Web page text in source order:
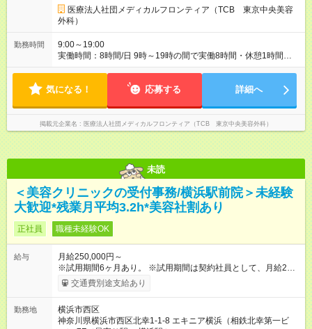
医療法人社団メディカルフロンティア（TCB 東京中央美容
外科）
勤務時間
9:00～19:00
実働時間：8時間/日 9時～19時の間で実働8時間・休憩1時間
（クリニックにより9:00~18:00or10:00~19:00勤務） 【残業ほ
ィナーの予定を入れたり、お買い物、ピラティスのレッスンな
境です。
気になる！ 応募する 詳細へ
掲載元企業名 医療法人社団メディカルフロンティア（TCB 東京中央美容外科）
未読
＜美容クリニックの受付事務/横浜駅前院＞未経験
大歓迎*残業月平均3.2h*美容社割あり
正社員 職種未経験OK
給与
月給250,000円～
※試用期間6ヶ月あり。 ※試用期間は契約社員として、月給22万
円＋各種手当となります。 ※想定年収には賞与+インセンティブ
を含みます。 ◆残業手当は1分単位で全額支給 【試用期間】試用
時と異なる部分があります。 雇用形態：中途採用（契約社員）
給与：月給 220,000円以上
交通費別途支給あり
勤務地
横浜市西区
神奈川県横浜市西区北幸1-1-8 エキニア横浜（相鉄北幸第一ビ